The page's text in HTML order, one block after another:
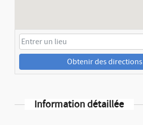
Obtenir des directions
Information détaillée